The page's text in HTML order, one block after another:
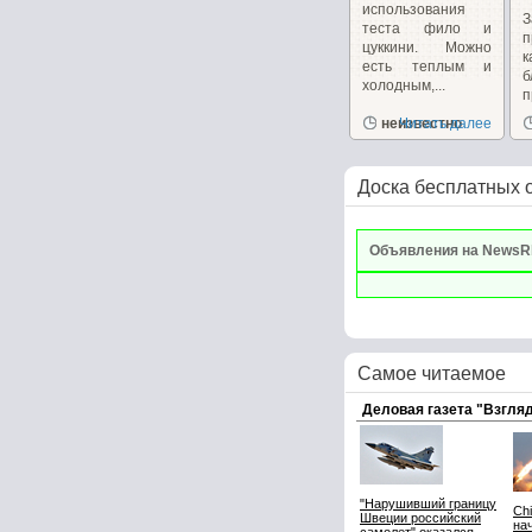
использования
теста фило и
цуккини. Можно
есть теплым и
холодным,...
неизвестно
Читать далее
Доска бесплатных
Объявления на
Самое читаемое